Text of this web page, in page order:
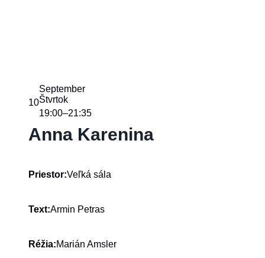
10
September
Štvrtok
19:00–21:35
Anna Karenina
Priestor:Veľká sála
Text:Armin Petras
Réžia:Marián Amsler